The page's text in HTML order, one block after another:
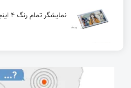
نمایشگر تمام‌ رنگ ۴ اینچی E-ink Spectra 6 متعلق به شرکت Waveshare برای رزبری پای
بورد توسعه ESP32-C6 WiFi 6 مجهز به Bluetooth 5.0، پورت USB-C و نمایشگر 1.47 اینچی TFT LCD 1.47